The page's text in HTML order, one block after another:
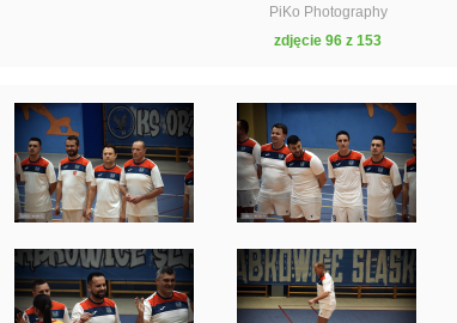
PiKo Photography
zdjęcie 96 z 153